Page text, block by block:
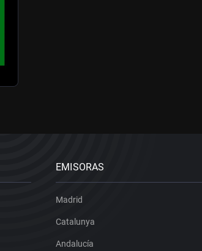
EMISORAS
Madrid
Catalunya
Andalucía